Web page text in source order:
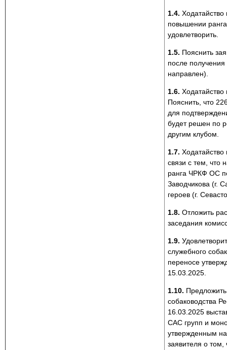
1.4.
повышении
удовлетворить.
1.5. Пояснить
после
направлен).
1.6.
Пояснить, что
для
будет решен по
другим клубом.
1.7.
связи с тем, что
ранга ЧРКФ ОС
Заводчикова (г.
героев (г.
1.8. Отложить
заседания
1.9.
служебного
переносе
15.03.2025.
1.10.
собаководства
16.03.2025
САС групп и
утвержденным
заявителя о том,